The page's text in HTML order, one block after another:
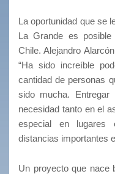
La oportunidad que se
La Grande es
Chile. Alejandro
“Ha sido increíble
cantidad de personas
sido mucha.
necesidad tanto en el
especial en lugares
distancias importantes
Un proyecto que nace